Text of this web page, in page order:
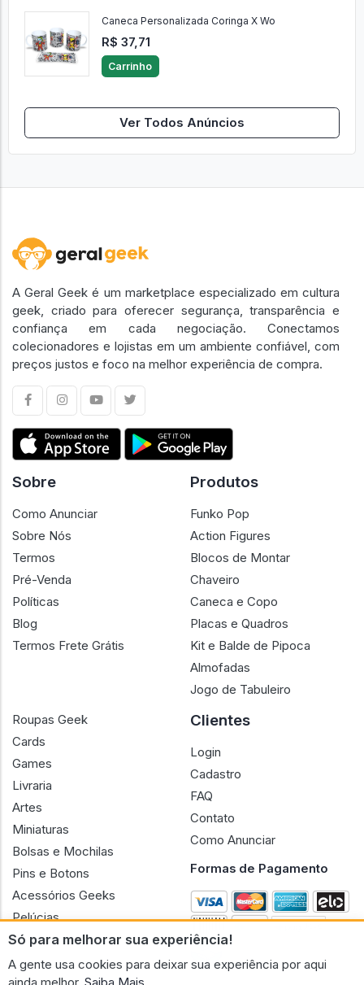
Caneca Personalizada Coringa X Wo
R$ 37,71
Carrinho
Ver Todos Anúncios
Só para melhorar sua experiência!
A gente usa cookies para deixar sua experiência por aqui
A Geral Geek é um marketplace especializado em cultura
geek, criado para oferecer segurança, transparência e
confiança em cada negociação. Conectamos
colecionadores e lojistas em um ambiente confiável, com
preços justos e foco na melhor experiência de compra.
Sobre
Como Anunciar
Sobre Nós
Termos
Pré-Venda
Políticas
Blog
Termos Frete Grátis
Produtos
Funko Pop
Action Figures
Blocos de Montar
Chaveiro
Caneca e Copo
Placas e Quadros
Kit e Balde de Pipoca
Almofadas
Jogo de Tabuleiro
Roupas Geek
Cards
Games
Livraria
Artes
Miniaturas
Bolsas e Mochilas
Pins e Botons
Acessórios Geeks
Pelúcias
Bonecas
Clientes
Login
Cadastro
FAQ
Contato
Como Anunciar
Formas de Pagamento